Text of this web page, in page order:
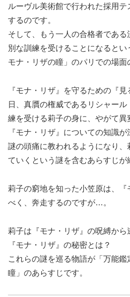
ルーヴル美術館で行われた採用
するのです。
そして、もう一人の合格者であ
別な訓練を受けることになると
モナ・リザの瞳」のパリでの場面
『モナ・リザ』を守るための『
日、真贋の権威であるリシャール
練を受ける莉子の身に、やがて異
『モナ・リザ』についての知識が
謎の頭痛に教われるようになり
ていくという謎を含むあらすじが
莉子の窮地を知った小笠原は、
べく、奔走するのですが…。
莉子は『モナ・リザ』の呪縛から
『モナ・リザ』の秘密とは？
これらの謎を巡る物語が「万能
瞳」のあらすじです。